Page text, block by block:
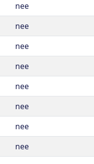
nee
nee
nee
nee
nee
nee
nee
nee